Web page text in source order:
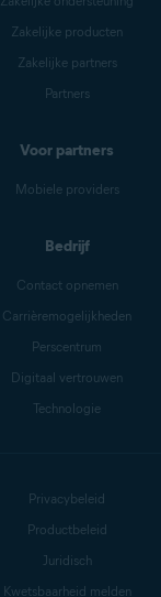
Zakelijke producten
Zakelijke partners
Partners
Voor partners
Mobiele providers
Bedrijf
Contact opnemen
Carrièremogelijkheden
Perscentrum
Digitaal vertrouwen
Technologie
Privacybeleid
Productbeleid
Juridisch
Kwetsbaarheid melden